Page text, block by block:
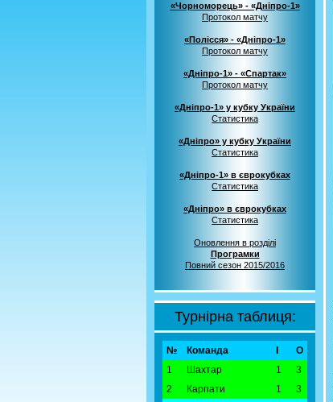
«Чорноморець» - «Дніпро-1»
Протокол матчу
«Полісся» - «Дніпро-1»
Протокол матчу
«Дніпро-1» - «Спартак»
Протокол матчу
«Дніпро-1» у кубку України
Статистика
«Дніпро» у кубку України
Статистика
«Дніпро-1» в єврокубках
Статистика
«Дніпро» в єврокубках
Статистика
Оновлення в розділі
Програмки
Повний сезон 2015/2016
Турнірна таблиця:
№ Команда
О
1
Шахтар 1
3
2
Карпати 1
3